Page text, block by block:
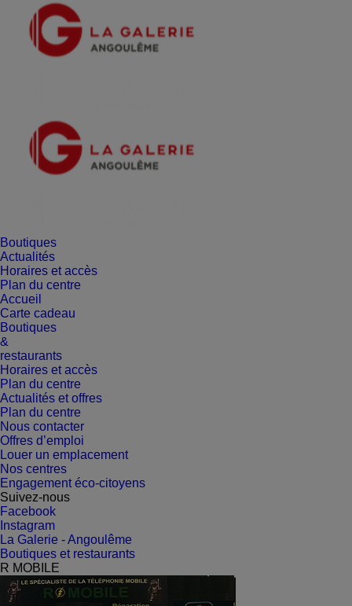
Boutiques
Actualités
Horaires et accès
Plan du centre
Accueil
Carte cadeau
Boutiques
&
restaurants
Horaires et accès
Plan du centre
Actualités et offres
Plan du centre
Nous contacter
Offres d’emploi
Louer un emplacement
Nos centres
Engagement éco-citoyens
Suivez-nous
Facebook
Instagram
La Galerie - Angoulême
Boutiques et restaurants
R MOBILE